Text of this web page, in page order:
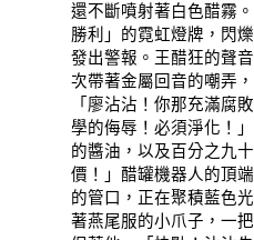
還不斷噴射著白色醋霧
勝利」的霓虹燈牌，閃
發出警報。王醋狂的聲
次帶著金屬回音的嘲弄
「廖沾沾！你那充滿腐
學的侮辱！必須淨化！
的醬油，以及百分之九
價！」醋罐機器人的頂
的管口，正在聚積藍色
著燕尾服的小爪子，一